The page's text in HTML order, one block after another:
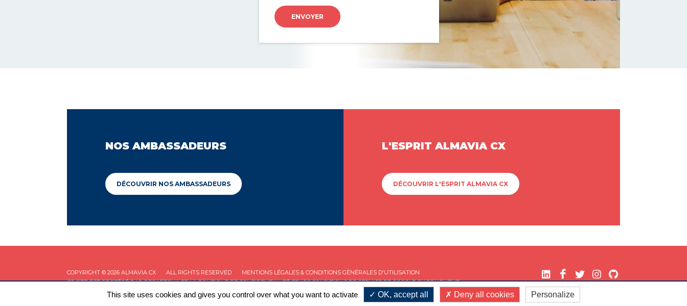
ENVOYER
NOS AMBASSADEURS
DÉCOUVRIR NOS AMBASSADEURS
L'ESPRIT ALMAVIA CX
DÉCOUVRIR L'ESPRIT ALMAVIA CX
COPYRIGHT © 2026 ALMAVIA CX ALL RIGHTS RESERVED
MENTIONS LÉGALES & CONDITIONS GÉNÉRALES D'UTILISATION
CE SITE EST PROTÉGÉ PAR RECAPTCHA ET LAPOLITIQUE DE CONFIDENTIALITÉET LESCONDITIONS DE SERVICEDE GOOGLE S'APPLIQUENT.
This site uses cookies and gives you control over what you want to activate OK, accept all Deny all cookies Personalize